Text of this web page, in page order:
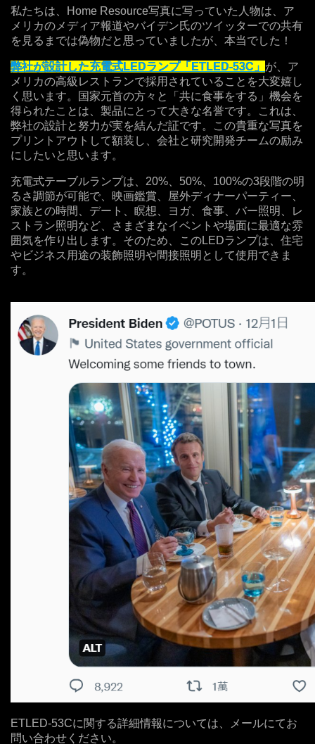
私たちは、Home Resource写真に写っていた人物は、ア
メリカのメディア報道やバイデン氏のツイッターでの共有
を見るまでは偽物だと思っていましたが、本当でした！
弊社が設計した充電式LEDランプ「ETLED-53C」 が、ア
メリカの高級レストランで採用されていることを大変嬉し
く思います。国家元首の方々と「共に食事をする」機会を
得られたことは、製品にとって大きな名誉です。これは、
弊社の設計と努力が実を結んだ証です。この貴重な写真を
プリントアウトして額装し、会社と研究開発チームの励み
にしたいと思います。
充電式テーブルランプは、20%、50%、100%の3段階の明
るさ調節が可能で、映画鑑賞、屋外ディナーパーティー、
家族との時間、デート、瞑想、ヨガ、食事、バー照明、レ
ストラン照明など、さまざまなイベントや場面に最適な雰
囲気を作り出します。そのため、このLEDランプは、住宅
やビジネス用途の装飾照明や間接照明として使用できま
す。
ETLED-53Cに関する詳細情報については、メールにてお
問い合わせください。